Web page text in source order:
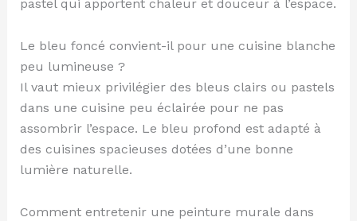
pastel qui apportent chaleur et douceur à l’espace.
Le bleu foncé convient-il pour une cuisine blanche
peu lumineuse ?
Il vaut mieux privilégier des bleus clairs ou pastels
dans une cuisine peu éclairée pour ne pas
assombrir l’espace. Le bleu profond est adapté à
des cuisines spacieuses dotées d’une bonne
lumière naturelle.
Comment entretenir une peinture murale dans